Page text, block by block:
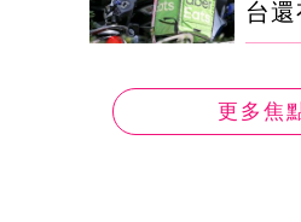
台還
更多焦